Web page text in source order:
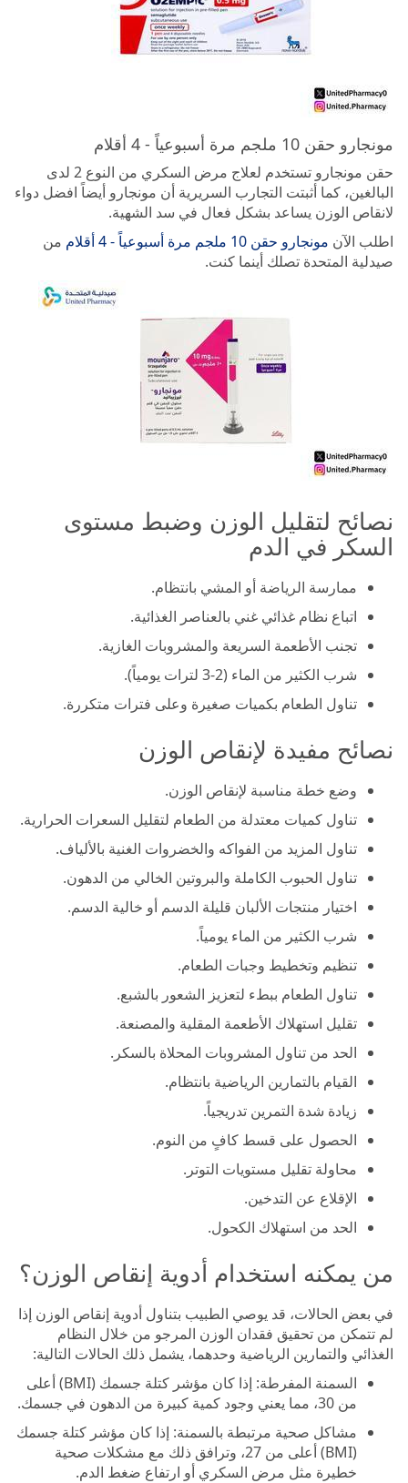
مونجارو حقن 10 ملجم مرة أسبوعياً - 4 أقلام
حقن مونجارو تستخدم لعلاج مرض السكري من النوع 2 لدى
البالغين، كما أثبتت التجارب السريرية أن مونجارو أيضاً افضل دواء
لانقاص الوزن يساعد بشكل فعال في سد الشهية.
اطلب الآن مونجارو حقن 10 ملجم مرة أسبوعياً - 4 أقلام
من
صيدلية المتحدة تصلك أينما كنت.
نصائح لتقليل الوزن وضبط مستوى
السكر في الدم
ممارسة الرياضة أو المشي بانتظام.
اتباع نظام غذائي غني بالعناصر الغذائية.
تجنب الأطعمة السريعة والمشروبات الغازية.
شرب الكثير من الماء (2-3 لترات يومياً).
تناول الطعام بكميات صغيرة وعلى فترات متكررة.
نصائح مفيدة لإنقاص الوزن
وضع خطة مناسبة لإنقاص الوزن.
تناول كميات معتدلة من الطعام لتقليل السعرات الحرارية.
تناول المزيد من الفواكه والخضروات الغنية بالألياف.
تناول الحبوب الكاملة والبروتين الخالي من الدهون.
اختيار منتجات الألبان قليلة الدسم أو خالية الدسم.
شرب الكثير من الماء يومياً.
تنظيم وتخطيط وجبات الطعام.
تناول الطعام ببطء لتعزيز الشعور بالشبع.
تقليل استهلاك الأطعمة المقلية والمصنعة.
الحد من تناول المشروبات المحلاة بالسكر.
القيام بالتمارين الرياضية بانتظام.
زيادة شدة التمرين تدريجياً.
الحصول على قسط كافٍ من النوم.
محاولة تقليل مستويات التوتر.
الإقلاع عن التدخين.
الحد من استهلاك الكحول.
من يمكنه استخدام أدوية إنقاص الوزن؟
في بعض الحالات، قد يوصي الطبيب بتناول أدوية إنقاص الوزن إذا
لم تتمكن من تحقيق فقدان الوزن المرجو من خلال النظام
الغذائي والتمارين الرياضية وحدهما، يشمل ذلك الحالات التالية:
السمنة المفرطة: إذا كان مؤشر كتلة جسمك (BMI) أعلى
من 30، مما يعني وجود كمية كبيرة من الدهون في جسمك.
مشاكل صحية مرتبطة بالسمنة: إذا كان مؤشر كتلة جسمك
(BMI) أعلى من 27، وترافق ذلك مع مشكلات صحية
خطيرة مثل مرض السكري أو ارتفاع ضغط الدم.